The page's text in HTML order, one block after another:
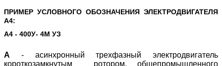
ПРИМЕР УСЛОВНОГО ОБОЗНАЧЕНИЯ ЭЛЕКТРОДВИГАТЕЛЯ
А4:
А4 - 400У- 4М УЗ
А - асинхронный трехфазный электродвигатель
короткозамкнутым ротором, общепромышленного